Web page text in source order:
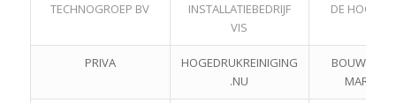
TECHNOGROEP BV
INSTALLATIEBEDRIJF
VIS
DE
PRIVA
HOGEDRUKREINIGING
.NU
MARKUS